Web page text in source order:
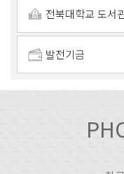
전북대학교 도서
발전기금